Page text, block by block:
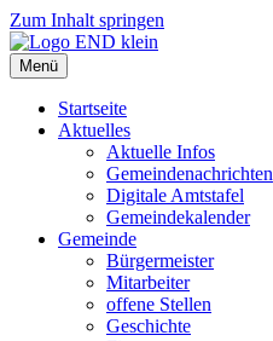
Zum Inhalt springen
Menü
Startseite
Aktuelles
Aktuelle Infos
Gemeindenachrichten
Digitale Amtstafel
Gemeindekalender
Gemeinde
Bürgermeister
Mitarbeiter
offene Stellen
Geschichte